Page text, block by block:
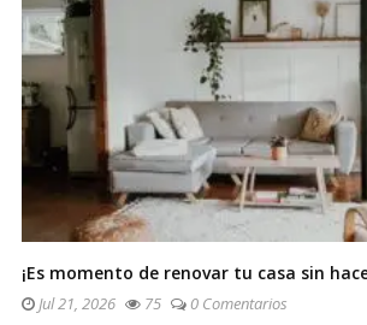
¡Es momento de renovar tu casa sin
Jul 21, 2026 75
0 Comentarios